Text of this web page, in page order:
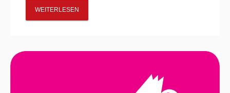
WEITERLESEN